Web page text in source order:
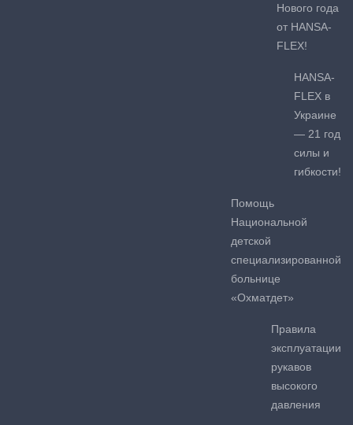
Нового года
от HANSA-
FLEX!
HANSA-
FLEX в
Украине
— 21 год
силы и
гибкости!
Помощь
Национальной
детской
специализированной
больнице
«Охматдет»
Правила
эксплуатации
рукавов
высокого
давления